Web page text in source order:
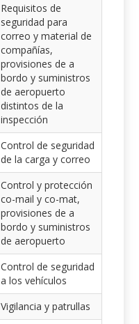
Requisitos de
seguridad para
correo y material de
compañías,
provisiones de a
bordo y suministros
de aeropuerto
distintos de la
inspección
Control de seguridad
de la carga y correo
Control y protección
co-mail y co-mat,
provisiones de a
bordo y suministros
de aeropuerto
Control de seguridad
a los vehículos
Vigilancia y patrullas